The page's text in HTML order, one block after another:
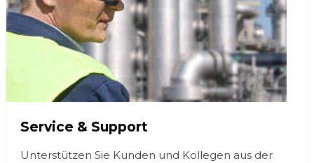
Service & Support
Unterstützen Sie Kunden und Kollegen aus der